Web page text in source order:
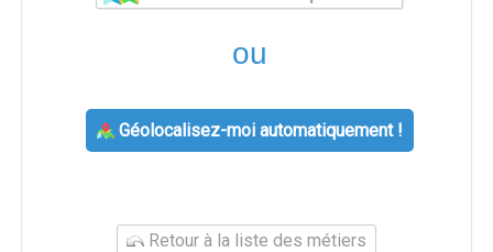
ou
Géolocalisez-moi automatiquement !
Retour à la liste des métiers